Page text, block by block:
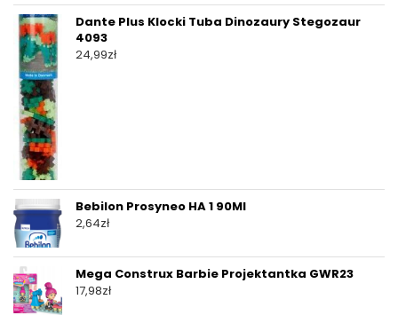
Dante Plus Klocki Tuba Dinozaury Stegozaur
4093
24,99zł
Bebilon Prosyneo HA 1 90Ml
2,64zł
Mega Construx Barbie Projektantka GWR23
17,98zł